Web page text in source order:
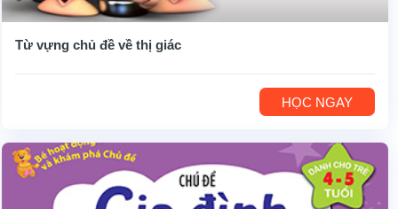
Từ vựng chủ đề về thị giác
HỌC NGAY